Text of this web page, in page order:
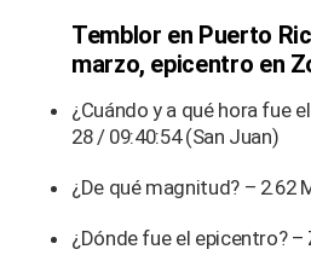
Temblor en Puerto
marzo, epicentro en
¿Cuándo y a qué hora fue
28 / 09:40:54 (San Juan)
¿De qué magnitud? – 2.62
¿Dónde fue el epicentro? –